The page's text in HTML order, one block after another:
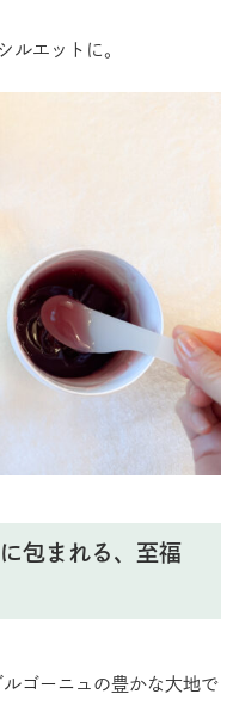
ルエットに。
包まれる、至福
ゴーニュの豊かな大地で